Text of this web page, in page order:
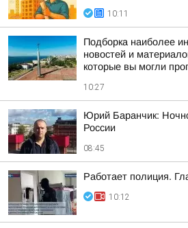
10:11
Подборка наиболее
новостей и
которые вы могли
10:27
Юрий Баранчик:
России
08:45
Работает полиция.
10:12